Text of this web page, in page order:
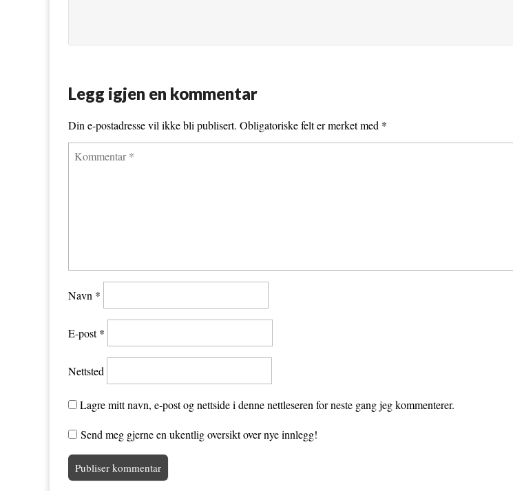
Legg igjen en kommentar
Din e-postadresse vil ikke bli publisert. Obligatoriske felt er merket med *
Navn *
E-post*
Nettsted
Lagre mitt navn, e-post og nettside i denne nettleseren for neste gang jeg kommenterer.
Send meg gjerne en ukentlig oversikt over nye innlegg!